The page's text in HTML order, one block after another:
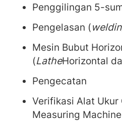
Penggilingan 5-
Pengelasan (
Mesin Bubut
(LatheHorizontal
Pengecatan
Verifikasi Alat Ukur
Measuring